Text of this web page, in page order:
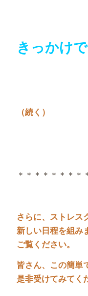
きっかけで
（続く）
＊＊＊＊＊＊＊＊
さらに、ストレス
新しい日程を組み
ご覧ください。
皆さん、この簡単
是非受けてみてく